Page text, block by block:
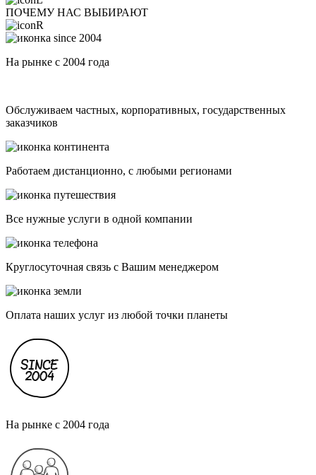
ПОЧЕМУ НАС ВЫБИРАЮТ
На рынке с 2004 года
Обслуживаем частных, корпоративных, государственных
заказчиков
Работаем дистанционно, с любыми регионами
Все нужные услуги в одной компании
Круглосуточная связь с Вашим менеджером
Оплата наших услуг из любой точки планеты
На рынке с 2004 года